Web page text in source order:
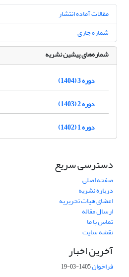
مقالات آماده انتشار
شماره جاری
شماره‌های پیشین نشریه
دوره 3 (1404)
دوره 2 (1403)
دوره 1 (1402)
دسترسی سریع
صفحه اصلی
درباره نشریه
اعضای هیات تحریریه
ارسال مقاله
تماس با ما
نقشه سایت
آخرین اخبار
فراخوان1405-03-19